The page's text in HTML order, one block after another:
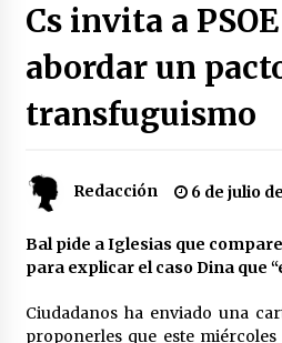
Por qué el
divertido (y cada
10 de
Plaga de pulgas en
5.500 efectivos se
del partido
Leyendas del Betis y del Sevilla
Cs invita a
abordar un
transfuguismo
Redacción 6 de julio
Bal pide a Iglesias que
para explicar el caso Dina que
Ciudadanos ha enviado una
proponerles que este